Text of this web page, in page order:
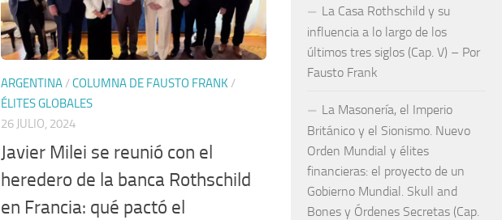
ARGENTINA / COLUMNA DE FAUSTO FRANK /
ÉLITES GLOBALES
26 JULIO, 2024
Javier Milei se reunió con el
heredero de la banca Rothschild
en Francia: qué pactó el
La Casa Rothschild y su
influencia a lo largo de los
últimos tres siglos (Cap. V) – Por
Fausto Frank
La Masonería, el Imperio
Británico y el Sionismo. Nuevo
Orden Mundial y élites
financieras: el proyecto de un
Gobierno Mundial. Skull and
Bones y Órdenes Secretas (Cap.